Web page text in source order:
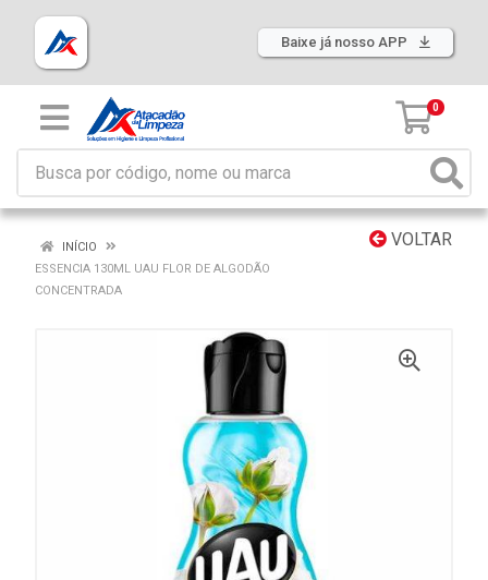
Baixe já nosso APP
0
VOLTAR
INÍCIO
ESSENCIA 130ML UAU FLOR DE ALGODÃO
CONCENTRADA